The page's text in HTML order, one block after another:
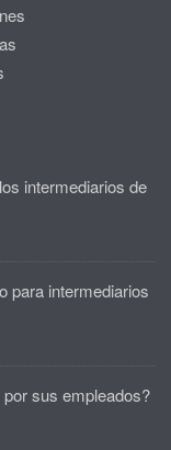
intermediarios de
para intermediarios
sus empleados?